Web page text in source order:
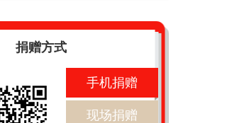
捐赠方式
手机捐赠
现场捐赠